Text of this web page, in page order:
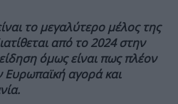
το μεγαλύτερο μέλος της
από το 2024 στην
όμως είναι πως πλέον
Ευρωπαϊκή αγορά και